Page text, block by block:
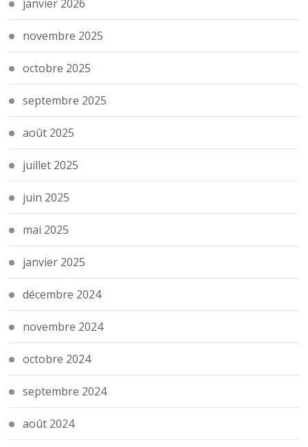
janvier 2026
novembre 2025
octobre 2025
septembre 2025
août 2025
juillet 2025
juin 2025
mai 2025
janvier 2025
décembre 2024
novembre 2024
octobre 2024
septembre 2024
août 2024